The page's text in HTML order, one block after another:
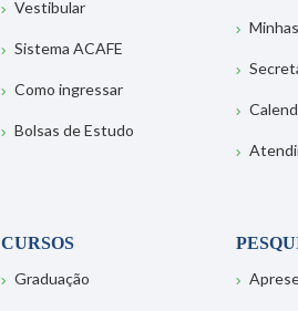
Vestibular
Sistema ACAFE
Como ingressar
Bolsas de Estudo
CURSOS
Graduação